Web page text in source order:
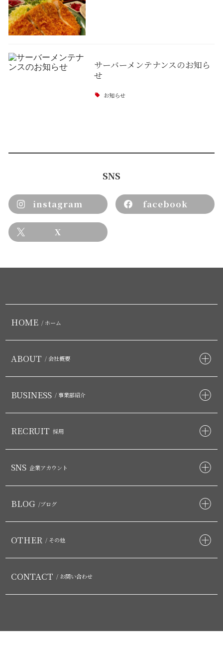
サーバーメンテナンスのお知ら
せ
お知らせ
SNS
instagram facebook
X
HOME / ホーム
ABOUT / 会社概要
BUSINESS / 事業部紹介
RECRUIT 採用
SNS 企業アカウント
BLOG /ブログ
OTHER / その他
CONTACT / お問い合わせ